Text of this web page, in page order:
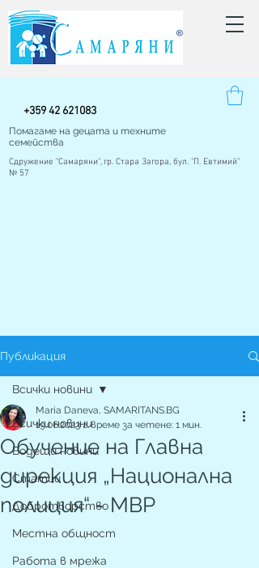
Помагаме на децата и техните
семейства
Сдружение "Самаряни", гр. Стара Загора, бул. "П. Евтимий"
№ 57
+359 42 621083
Публикация
Всички новини
Водещи новини
Статии
Добротворство
Местна общност
Работа в мрежа
Всички новини
Обучение на Главна
дирекция „Национална
полиция“ - МВР
Maria Daneva, SAMARITANS.BG
19.06.2023 г.време за четене: 1 мин.